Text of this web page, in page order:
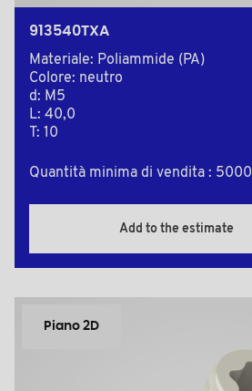
913540TXA
Materiale: Poliammide (PA)
Colore: neutro
d: M5
L: 40,0
T: 10
Quantità minima di vendita : 5000
Add to the estimate
Piano 2D